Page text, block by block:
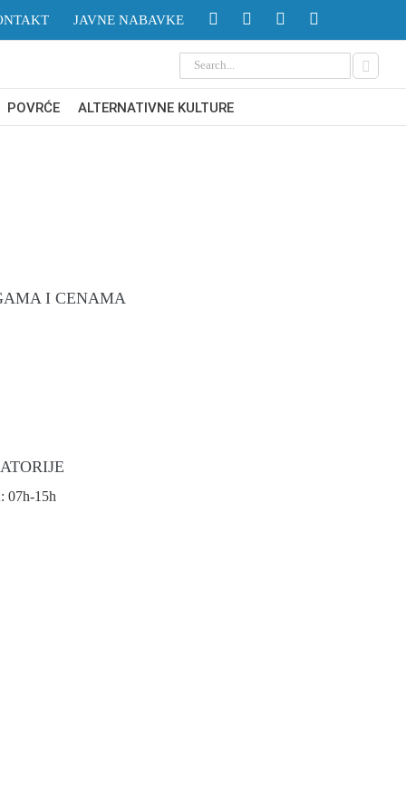
JAVNE NABAVKE
Search
for:
POVRĆE ALTERNATIVNE KULTURE
I CENAMA
07h-15h